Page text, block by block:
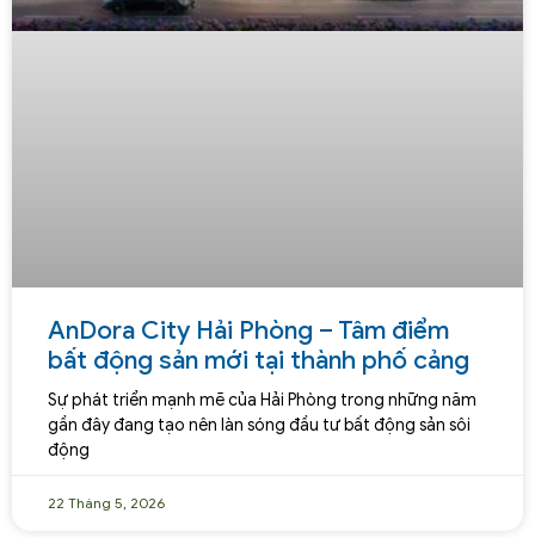
AnDora City Hải Phòng – Tâm điểm
bất động sản mới tại thành phố cảng
Sự phát triển mạnh mẽ của Hải Phòng trong những năm
gần đây đang tạo nên làn sóng đầu tư bất động sản sôi
động
22 Tháng 5, 2026